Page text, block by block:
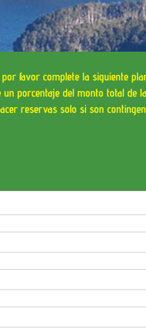
MIE
NT
O
Res
favor complete la siguiente
porcentaje del monto total de
reservas solo si son